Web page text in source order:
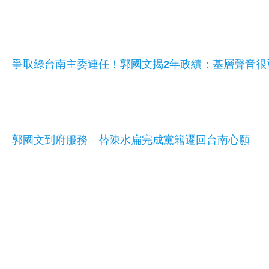
爭取綠台南主委連任！郭國文揭2年政績：基層聲音很
郭國文到府服務 替陳水扁完成黨籍遷回台南心願